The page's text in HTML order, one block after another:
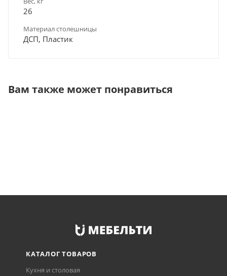
26
Материал столешницы
ДСП, Пластик
Вам также может понравиться
КАТАЛОГ ТОВАРОВ
Кухня и столовая